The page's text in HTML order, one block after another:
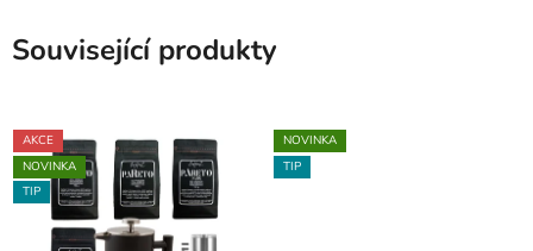
Související produkty
AKCE
NOVINKA
TIP
NOVINKA
TIP